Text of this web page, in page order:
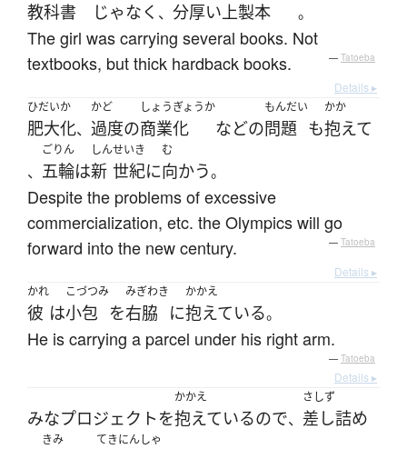
教科書 じゃなく 、 分厚い上製本 。
The girl was carrying several books. Not
textbooks, but thick hardback books.
— Tatoeba
Details ▸
ひだい
肥大
か
化、
かど
過度の
しょうぎょうか
商業化 などの
もんだい
問題 も
かか
抱えて
、
ごりん
五輪は
しん
新
せいき
世紀に
む
向かう。
Despite the problems of excessive
commercialization, etc. the Olympics will go
forward into the new century.
— Tatoeba
Details ▸
かれ
彼 は
こづつみ
小包 を
みぎわき
右脇 に
かかえ
抱えている。
He is carrying a parcel under his right arm.
— Tatoeba
Details ▸
みなプロジェクト を
かかえ
抱えているので、
さしず
差し詰め
きみ てきにんしゃ